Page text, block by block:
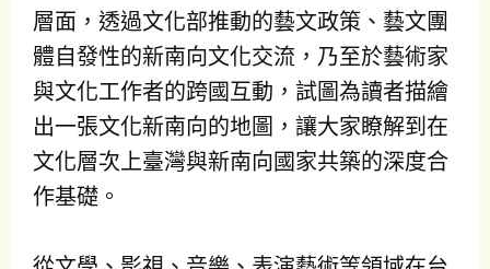
層面，透過文化部推動的藝文政策、藝文團
體自發性的新南向文化交流，乃至於藝術家
與文化工作者的跨國互動，試圖為讀者描繪
出一張文化新南向的地圖，讓大家瞭解到在
文化層次上臺灣與新南向國家共築的深度合
作基礎。